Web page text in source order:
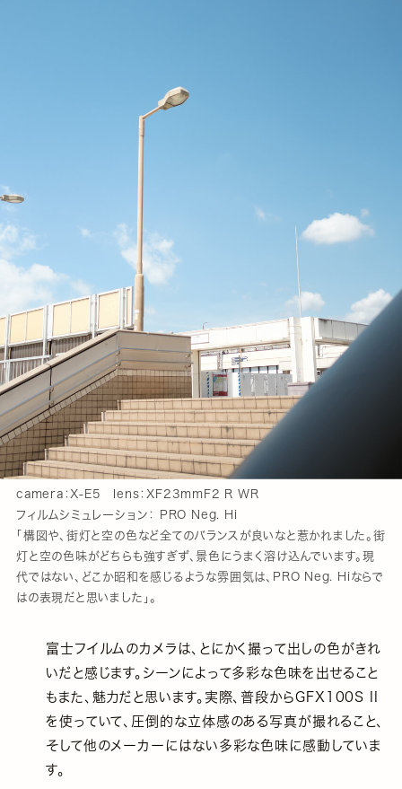
camera：X-E5 lens：XF23mmF2 R WR
フィルムシミュレーション： PRO Neg. Hi
「構図や、街灯と空の色など全てのバランスが良いなと惹かれました。街
灯と空の色味がどちらも強すぎず、景色にうまく溶け込んでいます。現
代ではない、どこか昭和を感じるような雰囲気は、PRO Neg. Hiならで
はの表現だと思いました」。
富士フイルムのカメラは、とにかく撮って出しの色がきれ
いだと感じます。シーンによって多彩な色味を出せること
もまた、魅力だと思います。実際、普段からGFX100S II
を使っていて、圧倒的な立体感のある写真が撮れること、
そして他のメーカーにはない多彩な色味に感動していま
す。